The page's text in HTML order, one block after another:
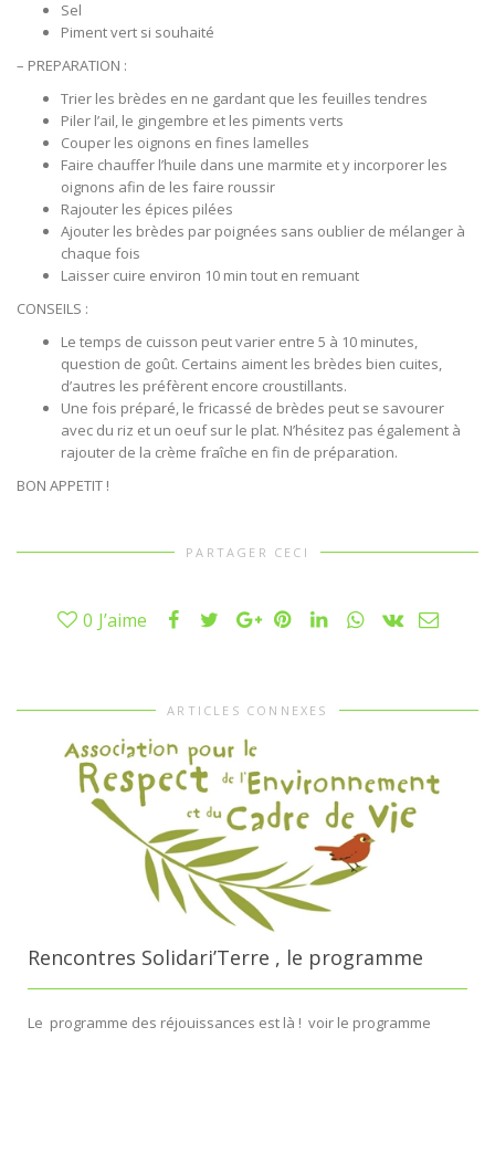
Sel
Piment vert si souhaité
– PREPARATION :
Trier les brèdes en ne gardant que les feuilles tendres
Piler l’ail, le gingembre et les piments verts
Couper les oignons en fines lamelles
Faire chauffer l’huile dans une marmite et y incorporer les
oignons afin de les faire roussir
Rajouter les épices pilées
Ajouter les brèdes par poignées sans oublier de mélanger à
chaque fois
Laisser cuire environ 10 min tout en remuant
CONSEILS :
Le temps de cuisson peut varier entre 5 à 10 minutes,
question de goût. Certains aiment les brèdes bien cuites,
d’autres les préfèrent encore croustillants.
Une fois préparé, le fricassé de brèdes peut se savourer
avec du riz et un oeuf sur le plat. N’hésitez pas également à
rajouter de la crème fraîche en fin de préparation.
BON APPETIT !
PARTAGER CECI
0 J’aime
ARTICLES CONNEXES
Rencontres Solidari’Terre , le programme
Le programme des réjouissances est là ! voir le programme